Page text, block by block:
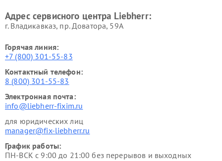
Адрес сервисного центра Liebherr:
г. Владикавказ, пр. Доватора, 59А
Горячая линия:
+7 (800) 301-55-83
Контактный телефон:
8 (800) 301-55-83
Электронная почта:
info@liebherr-fixim.ru
для юридических лиц
manager@fix-liebherr.ru
График работы:
ПН-ВСК с 9:00 до 21:00 без перерывов и выходных